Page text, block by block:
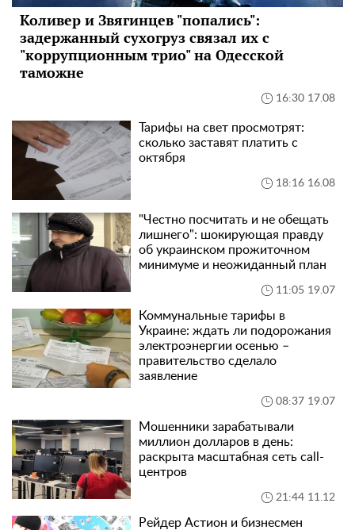
Коливер и Звягинцев "попались":
задержанный сухогруз связал их с
"коррупционным трио" на Одесской
таможне
16:30 17.08
Тарифы на свет просмотрят:
сколько заставят платить с
октября
18:16 16.08
"Честно посчитать и не обещать
лишнего": шокирующая правду
об украинском прожиточном
минимуме и неожиданный план
11:05 19.07
Коммунальные тарифы в
Украине: ждать ли подорожания
электроэнергии осенью –
правительство сделало
заявление
08:37 19.07
Мошенники зарабатывали
миллион долларов в день:
раскрыта масштабная сеть call-
центров
21:44 11.12
Рейдер Астион и бизнесмен